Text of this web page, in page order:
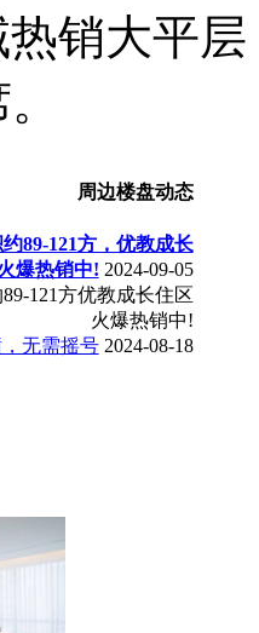
销大平
周边楼盘动态
89-121方，优教成长
爆热销中! 2024-09-05
121方优教成长住区
火爆热销中!
无需摇号 2024-08-18